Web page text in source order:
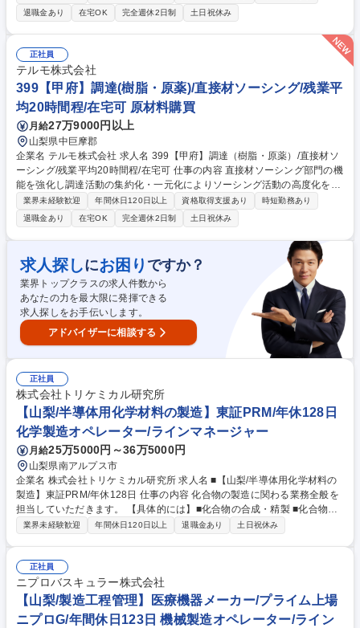
外部監査対応、委託先の管理などをお任。 【詳細】製品の無菌性保証に関
する業務(滅菌条件の設定、線量測定、微生物関連業務など)や、エチレン
オキサイド滅菌に付随する滅菌残留物測定、電子線滅菌業務に関連する放
射線取扱主任者業務に携わります。基本的にはチームで進捗や結果を確認
し、相互に協力しながら進める環境です。滅菌技術を究め、医療機器の安
全性と品質を支える重要な技術者として専門性を高められます。 募集職種
【山梨/甲府東工場】医療機器の品質管理(滅菌条件設定/無菌性保証/監査対
応)
退職金あり
在宅OK 完全週休2日制 土日祝休み
正社員
テルモ株式会社
399【甲府】調達(樹脂・原薬)/直接材ソーシング/残業平
均20時間程/在宅可 原材料購買
月給27万9000円以上
山梨県中巨摩郡
企業名 テルモ株式会社 求人名 399【甲府】調達（樹脂・原薬）/直接材ソ
ーシング/残業平均20時間程/在宅可 仕事の内容 直接材ソーシング部門の機
能を強化し調達活動の集約化・一元化によりソーシング活動の高度化を目
指しています。医療機器に使用される樹脂原料・原薬のソーシング/新規サ
プライヤー探索等をお任せします。 ●社内ニーズと外部シーズのマッチン
グ（外部環境を調査し社内に企画提案） ●外部シーズの探索、最適取引先
選定、取引条件交渉、契約交渉 ●工場内の関連部門と連携しニーズを把握
●対象商材：樹脂、原薬 募集職種 399【甲府】調達（樹脂・原薬）/直接材
ソーシング/残業平均20時間程/在宅可
業界未経験歓迎 年間休日120日以上 資格取得支援あり
時短勤務あり
退職金あり
在宅OK 完全週休2日制 土日祝休み
求人探しにお困り ですか？
業界トップクラスの求人件数から
あなたの力を最大限に発揮できる
求人探しをお手伝いします。
アドバイザーに相談する
正社員
株式会社トリケミカル研究所
【山梨/半導体用化学材料の製造】東証PRM/年休128日
化学製造オペレーター/ラインマネージャー
月給25万5000円～36万5000円
山梨県南アルプス市
企業名 株式会社トリケミカル研究所 求人名 ■【山梨/半導体用化学材料の
製造】東証PRM/年休128日 仕事の内容 化合物の製造に関わる業務全般を
担当していただきます。 【具体的には】■化合物の合成・精製 ■化合物の
失活処理 ■出荷に向けた準備作業 ■容器の洗浄 【業務内容の変更範囲】当
業界未経験歓迎 年間休日120日以上 退職金あり 土日祝休み
正社員
ニプロバスキュラー株式会社
【山梨/製造工程管理】医療機器メーカー/プライム上場
ニプロG/年間休日123日 機械製造オペレーター/ライン